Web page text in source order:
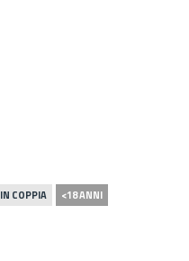
IN COPPIA
<18 ANNI